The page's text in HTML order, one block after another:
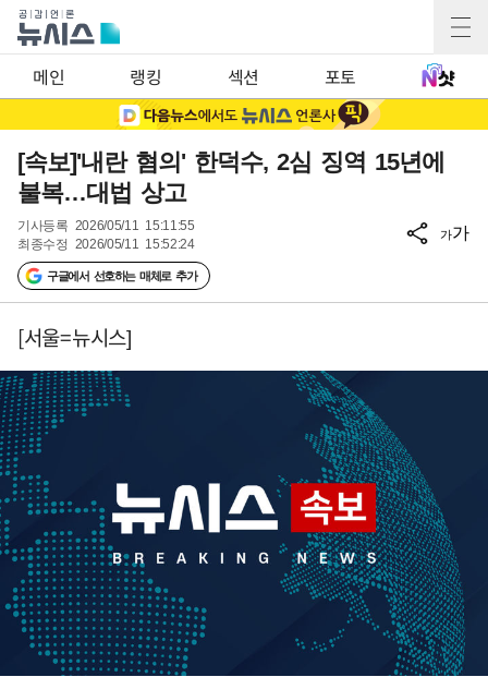
메인 랭킹 섹션 포토
[속보]'내란 혐의' 한덕수, 2심 징역 15년에
불복…대법 상고
기사등록 2026/05/11 15:11:55
최종수정 2026/05/11 15:52:24
구글에서 선호하는 매체로 추가
가가
[서울=뉴시스]